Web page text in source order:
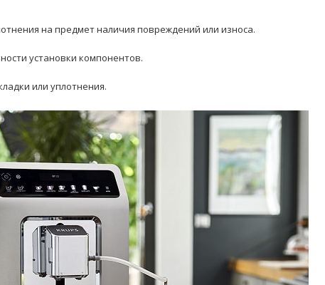
на предмет наличия повреждений или износа.
установки компонентов.
или уплотнения.